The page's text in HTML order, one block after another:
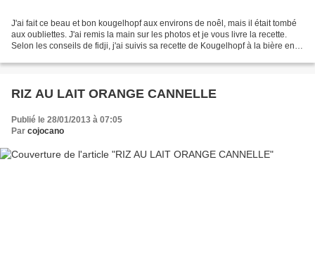
J'ai fait ce beau et bon kougelhopf aux environs de noêl, mais il était tombé
aux oubliettes. J'ai remis la main sur les photos et je vous livre la recette.
Selon les conseils de fidji, j'ai suivis sa recette de Kougelhopf à la bière en
RIZ AU LAIT ORANGE CANNELLE
Publié le 28/01/2013 à 07:05
Par cojocano